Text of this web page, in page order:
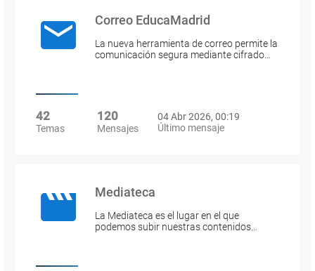
Correo EducaMadrid
La nueva herramienta de correo permite la
comunicación segura mediante cifrado…
42
Temas
120
Mensajes
04 Abr 2026, 00:19
Último mensaje
Mediateca
La Mediateca es el lugar en el que
podemos subir nuestras contenidos…